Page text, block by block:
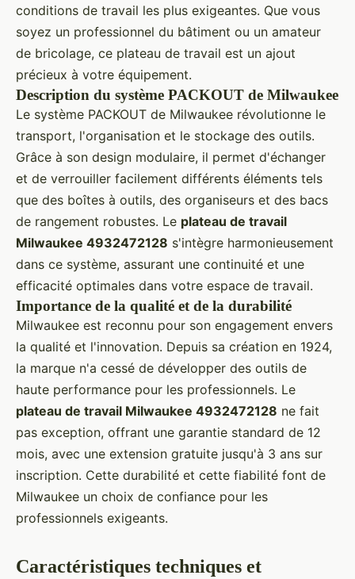
conditions de travail les plus exigeantes. Que vous
soyez un professionnel du bâtiment ou un amateur
de bricolage, ce plateau de travail est un ajout
précieux à votre équipement.
Description du système PACKOUT de Milwaukee
Le système PACKOUT de Milwaukee révolutionne le
transport, l'organisation et le stockage des outils.
Grâce à son design modulaire, il permet d'échanger
et de verrouiller facilement différents éléments tels
que des boîtes à outils, des organiseurs et des bacs
de rangement robustes. Le plateau de travail
Milwaukee 4932472128 s'intègre harmonieusement
dans ce système, assurant une continuité et une
efficacité optimales dans votre espace de travail.
Importance de la qualité et de la durabilité
Milwaukee est reconnu pour son engagement envers
la qualité et l'innovation. Depuis sa création en 1924,
la marque n'a cessé de développer des outils de
haute performance pour les professionnels. Le
plateau de travail Milwaukee 4932472128 ne fait
pas exception, offrant une garantie standard de 12
mois, avec une extension gratuite jusqu'à 3 ans sur
inscription. Cette durabilité et cette fiabilité font de
Milwaukee un choix de confiance pour les
professionnels exigeants.
Caractéristiques techniques et